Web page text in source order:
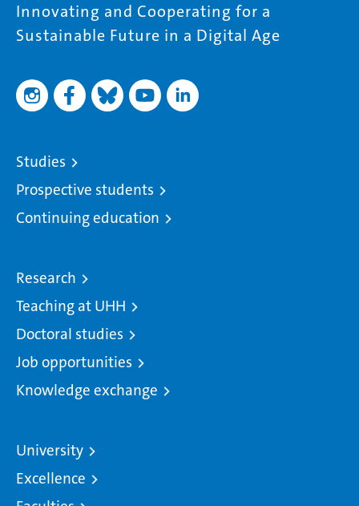
Innovating and Cooperating for a
Sustainable Future in a Digital Age
Studies
Prospective students
Continuing education
Research
Teaching at UHH
Doctoral studies
Job opportunities
Knowledge exchange
University
Excellence